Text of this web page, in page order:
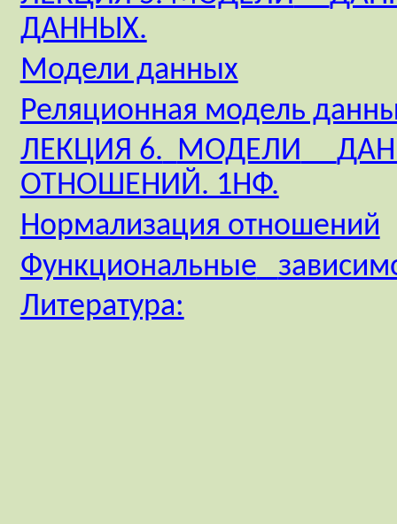
ДАННЫХ.
Модели данных
Реляционная модель
ЛЕКЦИЯ 6. МОДЕЛИ
ОТНОШЕНИЙ. 1НФ.
Нормализация отношений
Функциональные
Литература: